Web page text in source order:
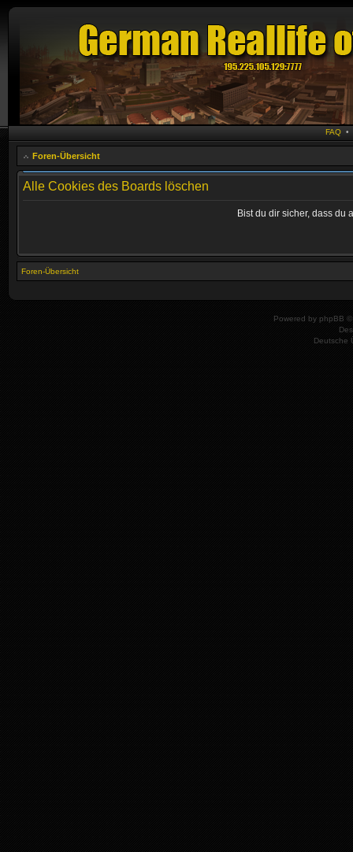
FAQ •
Foren-Übersicht
Alle Cookies des Boards löschen
Bist du dir sicher, dass du
Foren-Übersicht
Powered by phpBB ©
Deutsche